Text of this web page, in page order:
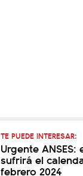
TE PUEDE INTERESAR:
Urgente
sufrirá el
febrero 2024